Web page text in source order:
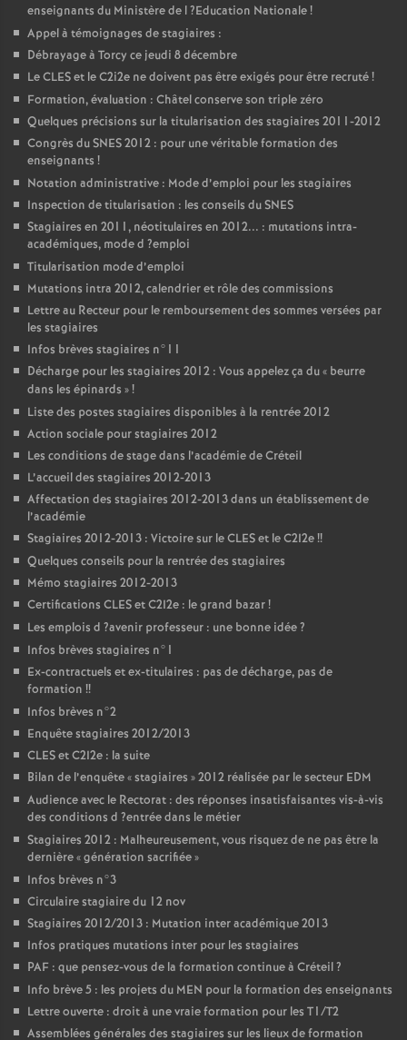
enseignants du Ministère de l?Education Nationale!
Appel à témoignages de stagiaires :
Débrayage à Torcy ce jeudi 8 décembre
LeCLESet le C2i2e ne doivent pas être exigés pour être recruté!
Formation, évaluation : Châtel conserve son triple zéro
Quelques précisions sur la titularisation des stagiaires 2011-2012
Congrès duSNES2012 : pour une véritable formation des
enseignants !
Notation administrative : Mode d’emploi pour les stagiaires
Inspection de titularisation : les conseils duSNES
Stagiaires en 2011, néotitulaires en 2012... : mutations intra-
académiques, mode d ?emploi
Titularisation mode d’emploi
Mutations intra 2012, calendrier et rôle des commissions
Lettre au Recteur pour le remboursement des sommes versées par
les stagiaires
Infos brèves stagiaires n°11
Décharge pour les stagiaires 2012 : Vous appelez ça du « beurre
dans les épinards »!
Liste des postes stagiaires disponibles à la rentrée 2012
Action sociale pour stagiaires 2012
Les conditions de stage dans l’académie de Créteil
L’accueil des stagiaires 2012-2013
Affectation des stagiaires 2012-2013 dans un établissement de
l’académie
Stagiaires 2012-2013 : Victoire sur leCLESet le C2I2e!!
Quelques conseils pour la rentrée des stagiaires
Mémo stagiaires 2012-2013
Certifications CLESet C2I2e : le grand bazar!
Les emplois d ?avenir professeur : une bonne idée?
Infos brèves stagiaires n°1
Ex-contractuels et ex-titulaires : pas de décharge, pas de
formation !!
Infos brèves n°2
Enquête stagiaires 2012/2013
CLESet C2I2e : la suite
Bilan de l’enquête «stagiaires » 2012 réalisée par le secteur EDM
Audience avec le Rectorat : des réponses insatisfaisantes vis-à-vis
des conditions d ?entrée dans le métier
Stagiaires 2012 : Malheureusement, vous risquez de ne pas être la
dernière «génération sacrifiée»
Infos brèves n°3
Circulaire stagiaire du 12 nov
Stagiaires 2012/2013 : Mutation inter académique 2013
Infos pratiques mutations inter pour les stagiaires
PAF : que pensez-vous de la formation continue à Créteil?
Info brève 5 : les projets du MEN pour la formation des enseignants
Lettre ouverte : droit à une vraie formation pour les T1/T2
Assemblées générales des stagiaires sur les lieux de formation